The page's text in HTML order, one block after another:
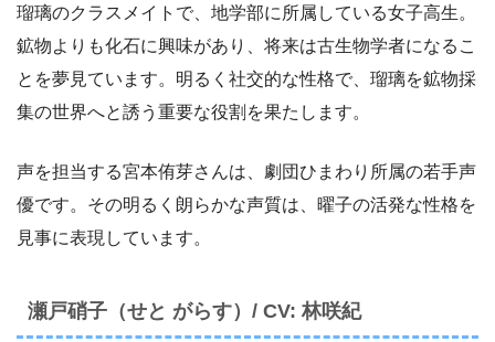
瑠璃のクラスメイトで、地学部に所属している女子高生。
鉱物よりも化石に興味があり、将来は古生物学者になるこ
とを夢見ています。明るく社交的な性格で、瑠璃を鉱物採
集の世界へと誘う重要な役割を果たします。
声を担当する宮本侑芽さんは、劇団ひまわり所属の若手声
優です。その明るく朗らかな声質は、曜子の活発な性格を
見事に表現しています。
瀬戸硝子（せと がらす）/ CV: 林咲紀